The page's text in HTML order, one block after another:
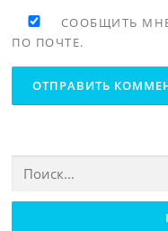
СООБЩИТЬ
ПО ПОЧТЕ.